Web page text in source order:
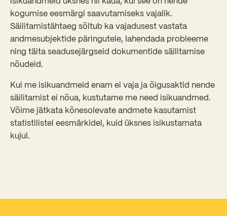
kogumise eesmärgi saavutamiseks vajalik.
Säilitamistähtaeg sõltub ka vajadusest vastata
andmesubjektide päringutele, lahendada probleeme
ning täita seadusejärgseid dokumentide säilitamise
nõudeid.
Kui me isikuandmeid enam ei vaja ja õigusaktid nende
säilitamist ei nõua, kustutame me need isikuandmed.
Võime jätkata kõnesolevate andmete kasutamist
statistilistel eesmärkidel, kuid üksnes isikustamata
kujul.